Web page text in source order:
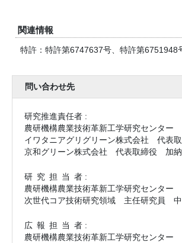
関連情報
特許：特許第6747637号、特許第6751948
問い合わせ先
研究推進責任者 :
農研機構農業技術革新工学研究センタ
イワタニアグリグリーン株式会社 代表
京和グリーン株式会社 代表取締役 加
研究担当 者 :
農研機構農業技術革新工学研究センター
次世代コア技術研究領域 主任研究員
広報担当 者 :
農研機構農業技術革新工学研究センター